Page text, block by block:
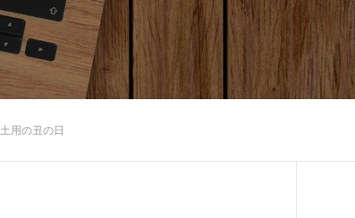
土用の丑の日